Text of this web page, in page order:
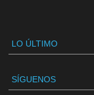
LO ÚLTIMO
SÍGUENOS